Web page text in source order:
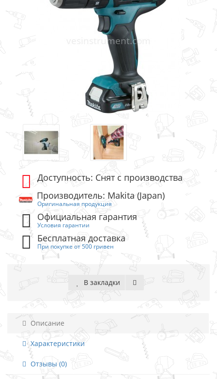
Доступность: Снят с производства
Производитель: Makita (Japan)
Оригинальная продукция
Официальная гарантия
Условия гарантии
Бесплатная доставка
При покупке от 500 гривен
В закладки
Описание
Характеристики
Отзывы (0)